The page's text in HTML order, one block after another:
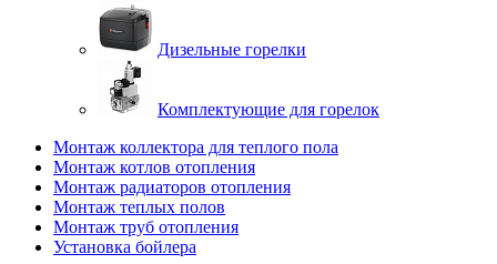
Дизельные горелки
Комплектующие для горелок
Монтаж коллектора для теплого пола
Монтаж котлов отопления
Монтаж радиаторов отопления
Монтаж теплых полов
Монтаж труб отопления
Установка бойлера